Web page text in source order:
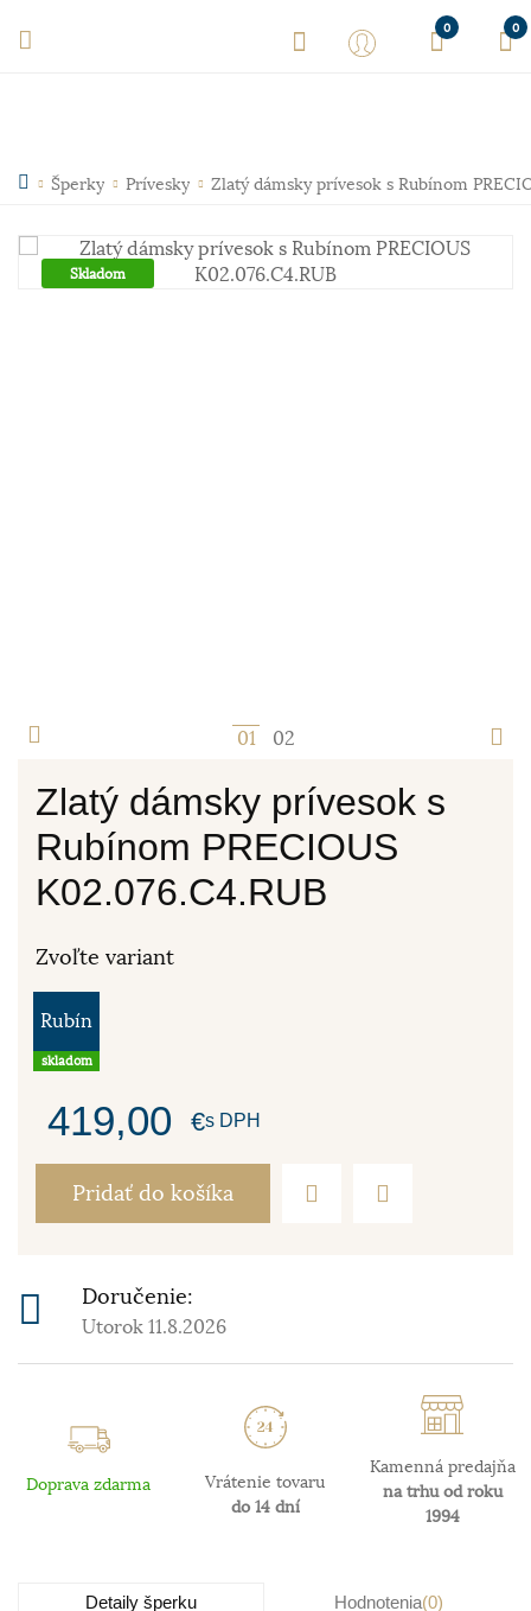
0 0
Šperky Prívesky Zlatý dámsky prívesok s Rubínom
Skladom
1 2
Zlatý dámsky prívesok s
Rubínom PRECIOUS
K02.076.C4.RUB
Zvoľte variant
Rubín
skladom
419,00 €s DPH
Pridať do košíka
Doručenie:
Utorok 11.8.2026
Doprava zdarma
Vrátenie tovaru
do 14 dní
Kamenná predajňa
na trhu od roku
1994
Detaily šperku Hodnotenia(0)